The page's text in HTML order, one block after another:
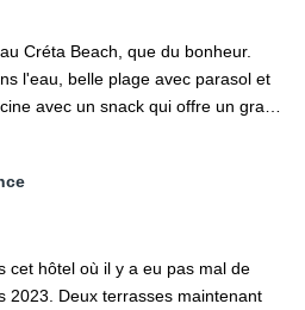
Créta Beach, que du bonheur.
l'eau, belle plage avec parasol et
avec un snack qui offre un grand
Propreté irréprochable des
aimables et souriants. 2 restaurants
nous sommes régalés. Chambre
Salle de bains avec accessoires
juste dommage que personne ne
pose pas de problème mais ce
cet hôtel où il y a eu pas mal de
2023. Deux terrasses maintenant